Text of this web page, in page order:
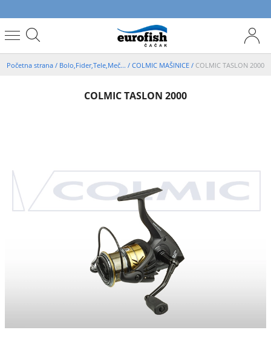
Početna strana / Bolo,Fider,Tele,Meč... / COLMIC MAŠINICE / COLMIC TASLON 2000
COLMIC TASLON 2000